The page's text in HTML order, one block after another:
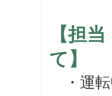
【担
て】
・運転